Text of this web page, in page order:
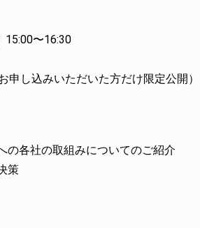
〜16:30
し込みいただいた方だけ限定公開）
の各社の取組みについてのご紹介
策